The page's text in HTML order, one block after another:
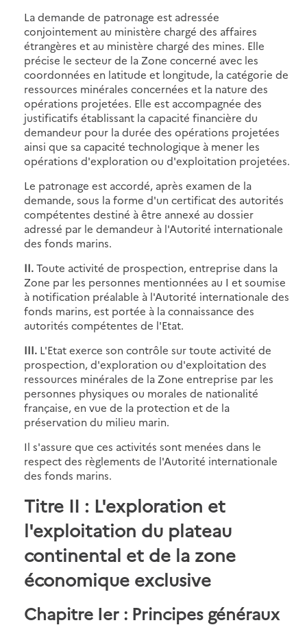
La demande de patronage est adressée
conjointement au ministère chargé des affaires
étrangères et au ministère chargé des mines. Elle
précise le secteur de la Zone concerné avec les
coordonnées en latitude et longitude, la catégorie de
ressources minérales concernées et la nature des
opérations projetées. Elle est accompagnée des
justificatifs établissant la capacité financière du
demandeur pour la durée des opérations projetées
ainsi que sa capacité technologique à mener les
opérations d'exploration ou d'exploitation projetées.
Le patronage est accordé, après examen de la
demande, sous la forme d'un certificat des autorités
compétentes destiné à être annexé au dossier
adressé par le demandeur à l'Autorité internationale
des fonds marins.
II.Toute activité de prospection, entreprise dans la
Zone par les personnes mentionnées au I et soumise
à notification préalable à l'Autorité internationale des
fonds marins, est portée à la connaissance des
autorités compétentes de l'Etat.
III. L'Etat exerce son contrôle sur toute activité de
prospection, d'exploration ou d'exploitation des
ressources minérales de la Zone entreprise par les
personnes physiques ou morales de nationalité
française, en vue de la protection et de la
préservation du milieu marin.
Il s'assure que ces activités sont menées dans le
respect des règlements de l'Autorité internationale
des fonds marins.
Titre II : L'exploration et
l'exploitation du plateau
continental et de la zone
économique exclusive
Chapitre Ier : Principes généraux